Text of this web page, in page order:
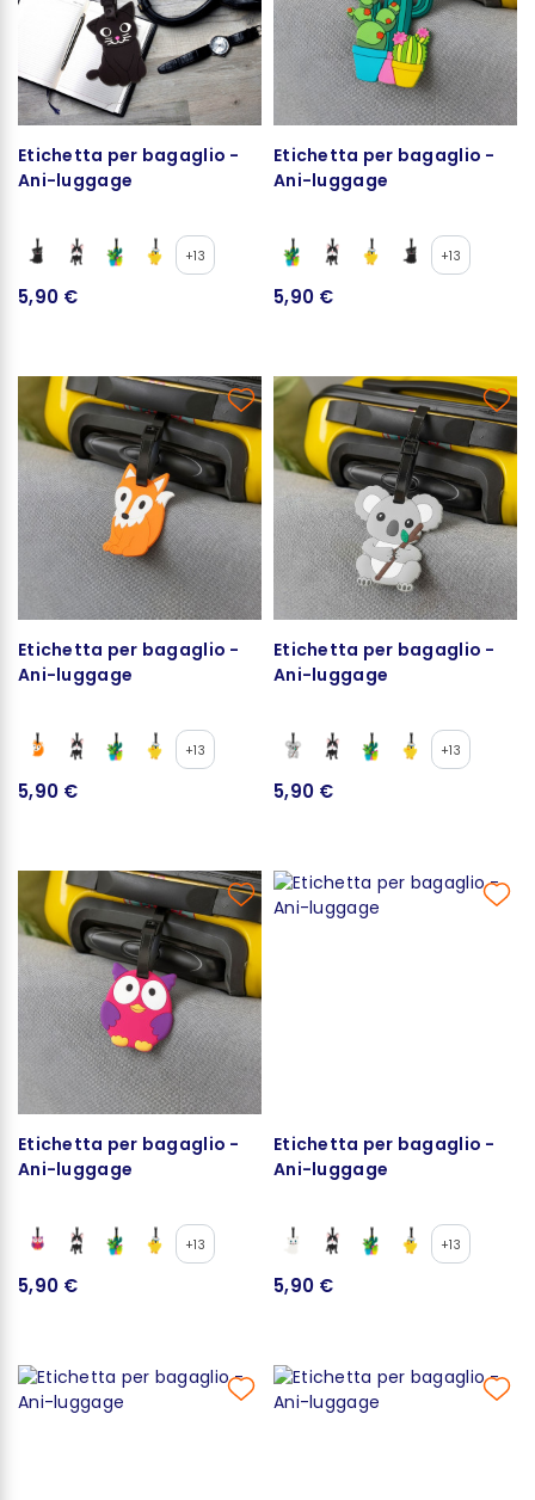
Etichetta per bagaglio -
Ani-luggage
+13
5,90 €
Etichetta per bagaglio -
Ani-luggage
+13
5,90 €
Etichetta per bagaglio -
Ani-luggage
+13
5,90 €
Etichetta per bagaglio -
Ani-luggage
+13
5,90 €
Etichetta per bagaglio -
Ani-luggage
+13
5,90 €
Etichetta per bagaglio -
Ani-luggage
+13
5,90 €